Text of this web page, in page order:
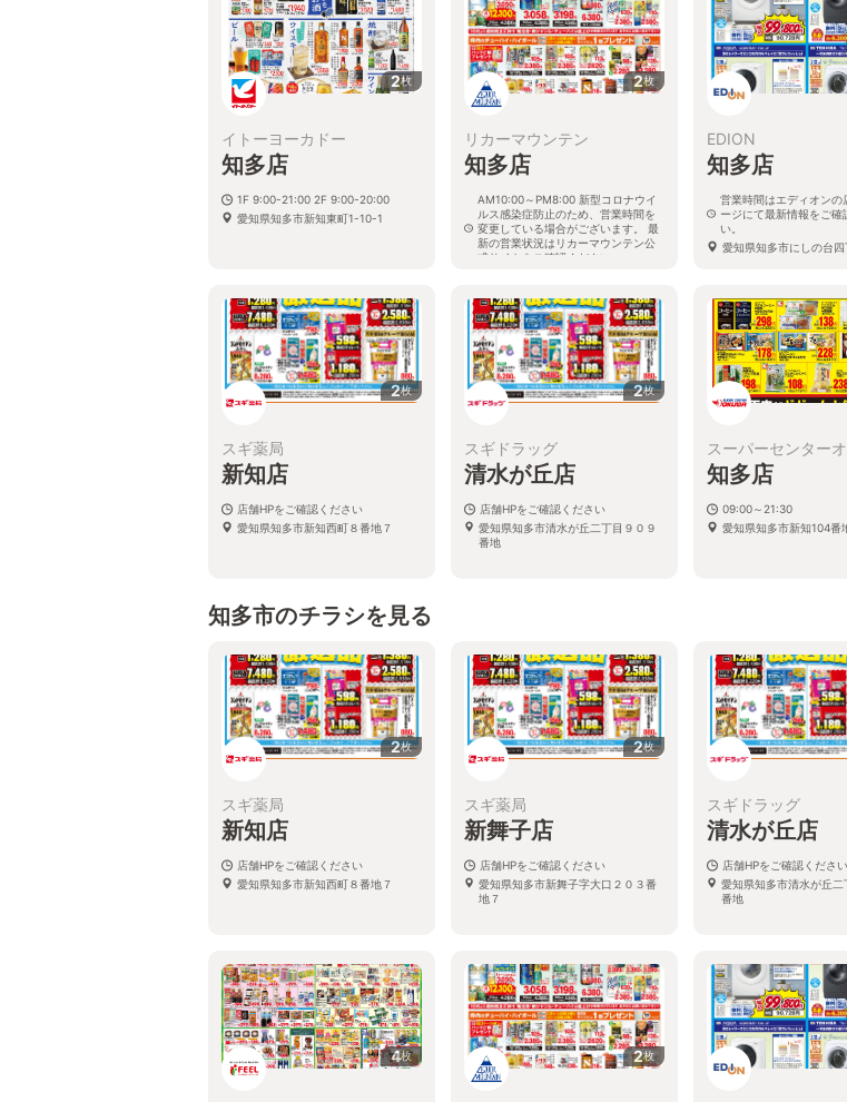
2枚
イトーヨーカドー
知多店
1F 9:00-21:00 2F 9:00-20:00
愛知県知多市新知東町1-10-1
2枚
リカーマウンテン
知多店
AM10:00～PM8:00 新型コロナウイ
ルス感染症防止のため、営業時間を
変更している場合がございます。 最
新の営業状況はリカーマウンテン公
式サイトをご確認ください。
EDION
知多店
営業時間はエディオンの
ージにて最新情報をご確
い。
愛知県知多市にしの台
2枚
スギ薬局
新知店
店舗HPをご確認ください
愛知県知多市新知西町８番地７
2枚
スギドラッグ
清水が丘店
店舗HPをご確認ください
愛知県知多市清水が丘二丁目９０９
番地
スーパーセンター
知多店
09:00～21:30
愛知県知多市新知104番
知多市のチラシを見る
2枚
スギ薬局
新知店
店舗HPをご確認ください
愛知県知多市新知西町８番地７
2枚
スギ薬局
新舞子店
店舗HPをご確認ください
愛知県知多市新舞子字大口２０３番
地７
スギドラッグ
清水が丘店
店舗HPをご確認ください
愛知県知多市清水が丘二
番地
4枚 2枚